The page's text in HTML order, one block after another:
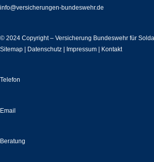
info@versicherungen-bundeswehr.de
© 2024 Copyright – Versicherung Bundeswehr für
Sitemap
Datenschutz Impressum Kontakt
Telefon
Email
Beratung